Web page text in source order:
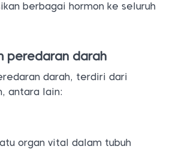
berbagai hormon ke seluruh
peredaran darah
darah, terdiri dari
antara lain:
organ vital dalam tubuh